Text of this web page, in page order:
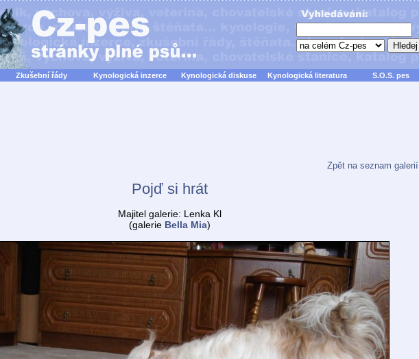
Zkušební řády Kynologická inzerce Kynologická diskuse Kynologická literatura S.O.S. pes
Zpět na seznam galerií
Pojď si hrát
Majitel galerie: Lenka Kl
(galerie Bella Mia)